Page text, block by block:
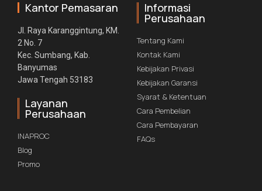
Kantor Pemasaran
Jl. Raya Karanggintung, KM.
2 No. 7
Kec. Sumbang, Kab.
Banyumas
Jawa Tengah 53183
Layanan
Perusahaan
INAPROC
Blog
Promo
Informasi
Perusahaan
Tentang Kami
Kontak Kami
Kebijakan Privasi
Kebijakan Garansi
Syarat & Ketentuan
Cara Pembelian
Cara Pembayaran
FAQs